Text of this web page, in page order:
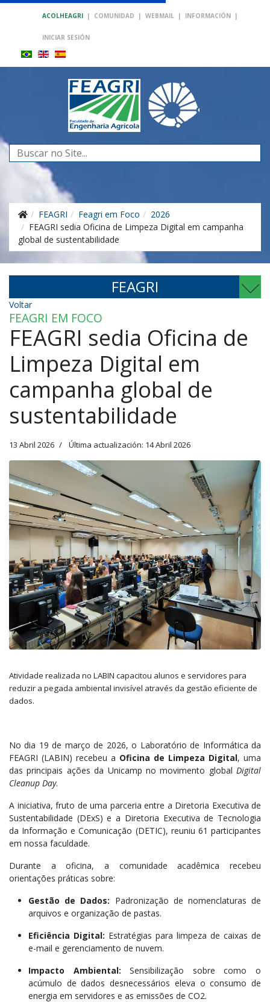
ACOLHEAGRI | COMUNIDAD | WEBMAIL | INFORMACIÓN |
INICIAR SESIÓN
Buscar...
FEAGRI Feagri em Foco
2026
FEAGRI sedia Oficina de Limpeza Digital em campanha
global de sustentabilidade
FEAGRI
Voltar
FEAGRI EM FOCO
FEAGRI sedia Oficina de
Limpeza Digital em
campanha global de
sustentabilidade
13 Abril 2026 Última actualización: 14 Abril 2026
Atividade realizada no LABIN capacitou alunos e servidores para
reduzir a pegada ambiental invisível através da gestão eficiente de
dados.
No dia 19 de março de 2026, o Laboratório de Informática da
FEAGRI (LABIN) recebeu a Oficina de Limpeza Digital, uma
das principais ações da Unicamp no movimento global Digital
Cleanup Day.
A iniciativa, fruto de uma parceria entre a Diretoria Executiva de
Sustentabilidade (DExS) e a Diretoria Executiva de Tecnologia
da Informação e Comunicação (DETIC), reuniu 61 participantes
em nossa faculdade.
Durante a oficina, a comunidade acadêmica recebeu
orientações práticas sobre:
Gestão de Dados: Padronização de nomenclaturas de
arquivos e organização de pastas.
Eficiência Digital: Estratégias para limpeza de caixas de
e-mail e gerenciamento de nuvem.
Impacto Ambiental: Sensibilização sobre como o
acúmulo de dados desnecessários eleva o consumo de
energia em servidores e as emissões de CO2.